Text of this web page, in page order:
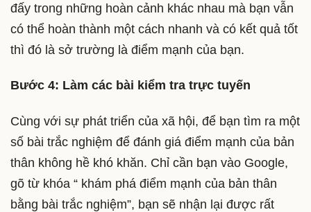
đấy trong những hoàn cảnh khác nhau mà bạn vẫn
có thể hoàn thành một cách nhanh và có kết quả tốt
thì đó là sở trường là điểm mạnh của bạn.
Bước 4: Làm các bài kiểm tra trực tuyến
Cùng với sự phát triển của xã hội, để bạn tìm ra một
số bài trắc nghiệm để đánh giá điểm mạnh của bản
thân không hề khó khăn. Chỉ cần bạn vào Google,
gõ từ khóa “ khám phá điểm mạnh của bản thân
bằng bài trắc nghiệm”, bạn sẽ nhận lại được rất